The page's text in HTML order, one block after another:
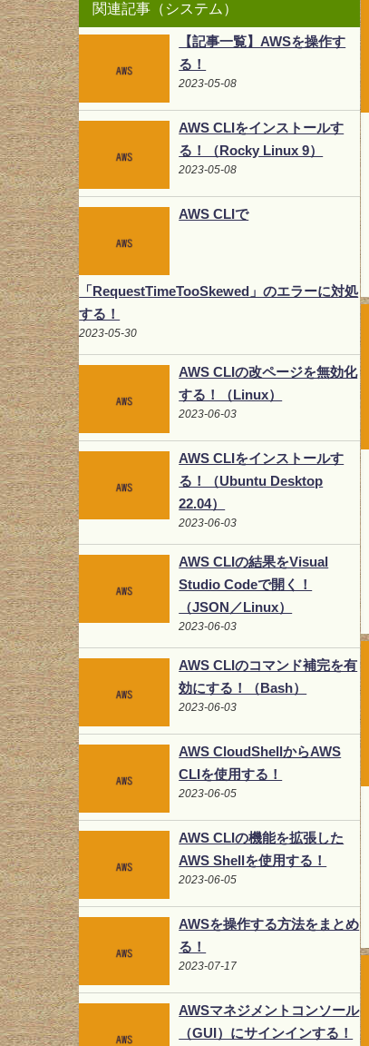
関連記事（システム）
【記事一覧】AWSを操作す
る！
2023-05-08
AWS CLIをインストールす
る！（Rocky Linux 9）
2023-05-08
AWS CLIで
「RequestTimeTooSkewed」のエラーに対処
する！
2023-05-30
AWS CLIの改ページを無効化
する！（Linux）
2023-06-03
AWS CLIをインストールす
る！（Ubuntu Desktop
22.04）
2023-06-03
AWS CLIの結果をVisual
Studio Codeで開く！
（JSON／Linux）
2023-06-03
AWS CLIのコマンド補完を有
効にする！（Bash）
2023-06-03
AWS CloudShellからAWS
CLIを使用する！
2023-06-05
AWS CLIの機能を拡張した
AWS Shellを使用する！
2023-06-05
AWSを操作する方法をまとめ
る！
2023-07-17
AWSマネジメントコンソール
（GUI）にサインインする！